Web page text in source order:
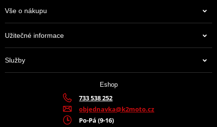
Vše o nákupu
Užitečné informace
Služby
Eshop
733 538 252
objednavka@k2moto.cz
Po-Pá (9-16)